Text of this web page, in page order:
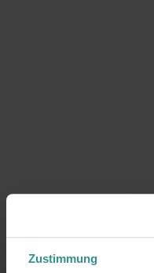
Zustimmung